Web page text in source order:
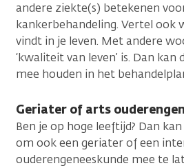
andere ziekte(s) betekenen
kankerbehandeling. Vertel ook
vindt in je leven. Met andere
‘kwaliteit van leven’ is. Dan
mee houden in het
Geriater of arts
Ben je op hoge leeftijd? Dan
om ook een geriater of een
ouderengeneeskunde mee te